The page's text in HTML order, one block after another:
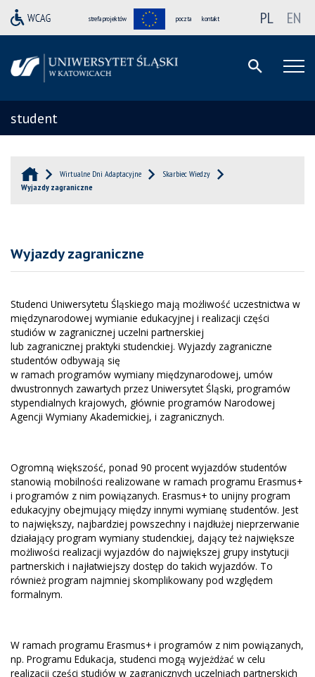
strefa projektów poczta kontakt PL EN
student
Wirtualne Dni Adaptacyjne
Skarbiec Wiedzy
Wyjazdy zagraniczne
Wyjazdy zagraniczne
Studenci Uniwersytetu Śląskiego mają możliwość uczestnictwa w
międzynarodowej wymianie edukacyjnej i realizacji części
studiów w zagranicznej uczelni partnerskiej
lub zagranicznej praktyki studenckiej. Wyjazdy zagraniczne
studentów odbywają się
w ramach programów wymiany międzynarodowej, umów
dwustronnych zawartych przez Uniwersytet Śląski, programów
stypendialnych krajowych, głównie programów Narodowej
Agencji Wymiany Akademickiej, i zagranicznych.
Ogromną większość, ponad 90 procent wyjazdów studentów
stanowią mobilności realizowane w ramach programu Erasmus+
i programów z nim powiązanych. Erasmus+ to unijny program
edukacyjny obejmujący między innymi wymianę studentów. Jest
to największy, najbardziej powszechny i najdłużej nieprzerwanie
działający program wymiany studenckiej, dający też największe
możliwości realizacji wyjazdów do największej grupy instytucji
partnerskich i najłatwiejszy dostęp do takich wyjazdów. To
również program najmniej skomplikowany pod względem
formalnym.
W ramach programu Erasmus+ i programów z nim powiązanych,
np. Programu Edukacja, studenci mogą wyjeżdżać w celu
realizacji części studiów w zagranicznych uczelniach partnerskich